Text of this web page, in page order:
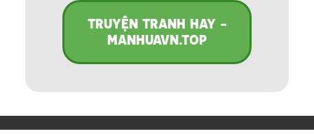
TRUYỆN TRANH HAY -
MANHUAVN.TOP